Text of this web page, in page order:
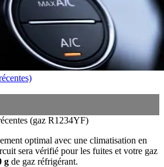
(gaz R1234YF)
optimal avec une climatisation en
sera vérifié pour les fuites et votre gaz
g de gaz réfrigérant.